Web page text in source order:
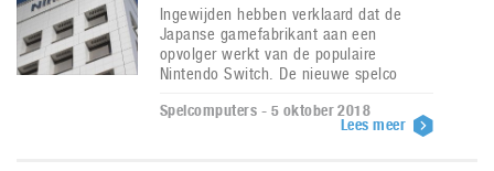
Ingewijden hebben verklaard dat de
Japanse gamefabrikant aan een
opvolger werkt van de populaire
Nintendo Switch. De nieuwe spelco
Spelcomputers - 5 oktober 2018
Lees meer